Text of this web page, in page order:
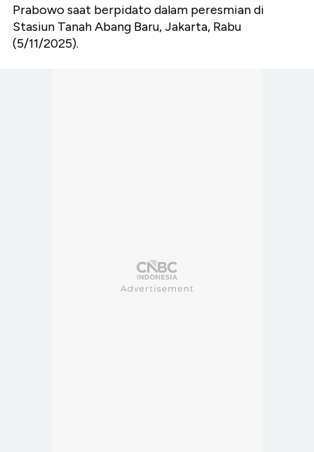
Prabowo saat berpidato dalam peresmian di
Stasiun Tanah Abang Baru, Jakarta, Rabu
(5/11/2025).